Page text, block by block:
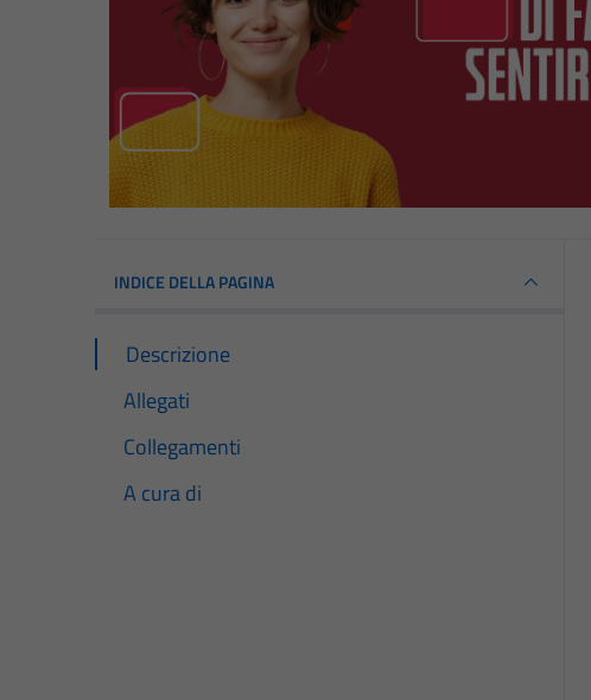
INDICE DELLA PAGINA
Descrizione
Allegati
Collegamenti
A cura di